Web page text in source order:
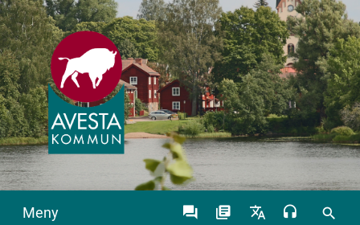
Meny search